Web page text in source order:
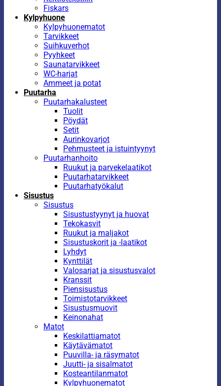
Fiskars
Kylpyhuone
Kylpyhuonematot
Tarvikkeet
Suihkuverhot
Pyyhkeet
Saunatarvikkeet
WC-harjat
Ammeet ja potat
Puutarha
Puutarhakalusteet
Tuolit
Pöydät
Setit
Aurinkovarjot
Pehmusteet ja istuintyynyt
Puutarhanhoito
Ruukut ja parvekelaatikot
Puutarhatarvikkeet
Puutarhatyökalut
Sisustus
Sisustus
Sisustustyynyt ja huovat
Tekokasvit
Ruukut ja maljakot
Sisustuskorit ja -laatikot
Lyhdyt
Kynttilät
Valosarjat ja sisustusvalot
Kranssit
Piensisustus
Toimistotarvikkeet
Sisustusmuovit
Keinonahat
Matot
Keskilattiamatot
Käytävämatot
Puuvilla- ja räsymatot
Juutti- ja sisalmatot
Kosteantilanmatot
Kylpyhuonematot